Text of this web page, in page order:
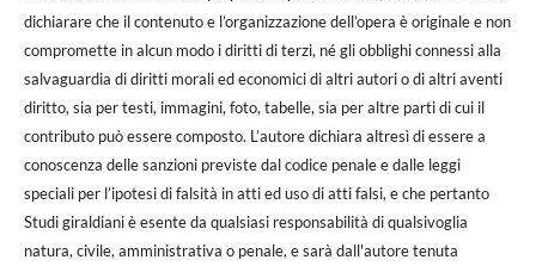
dichiarare che il contenuto e l’organizzazione dell’opera è originale e non
compromette in alcun modo i diritti di terzi, né gli obblighi connessi alla
salvaguardia di diritti morali ed economici di altri autori o di altri aventi
diritto, sia per testi, immagini, foto, tabelle, sia per altre parti di cui il
contributo può essere composto. L’autore dichiara altresì di essere a
conoscenza delle sanzioni previste dal codice penale e dalle leggi
speciali per l’ipotesi di falsità in atti ed uso di atti falsi, e che pertanto
Studi giraldiani è esente da qualsiasi responsabilità di qualsivoglia
natura, civile, amministrativa o penale, e sarà dall'autore tenuta